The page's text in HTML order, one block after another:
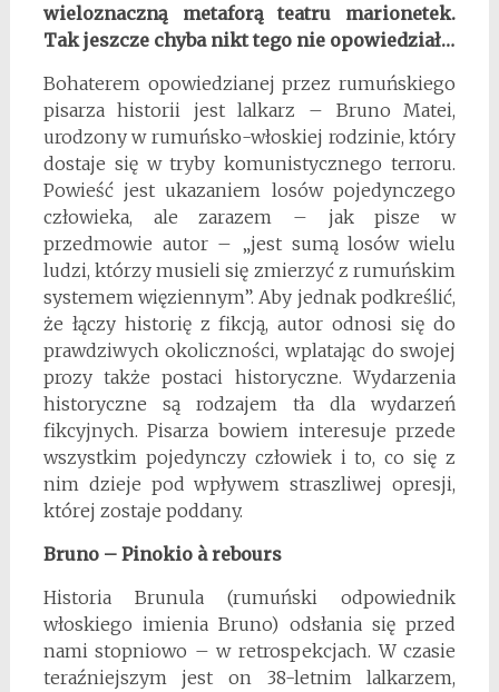
wieloznaczną metaforą teatru marionetek.
Tak jeszcze chyba nikt tego nie opowiedział…
Bohaterem opowiedzianej przez rumuńskiego
pisarza historii jest lalkarz – Bruno Matei,
urodzony w rumuńsko-włoskiej rodzinie, który
dostaje się w tryby komunistycznego terroru.
Powieść jest ukazaniem losów pojedynczego
człowieka, ale zarazem – jak pisze w
przedmowie autor – „jest sumą losów wielu
ludzi, którzy musieli się zmierzyć z rumuńskim
systemem więziennym”. Aby jednak podkreślić,
że łączy historię z fikcją, autor odnosi się do
prawdziwych okoliczności, wplatając do swojej
prozy także postaci historyczne. Wydarzenia
historyczne są rodzajem tła dla wydarzeń
fikcyjnych. Pisarza bowiem interesuje przede
wszystkim pojedynczy człowiek i to, co się z
nim dzieje pod wpływem straszliwej opresji,
której zostaje poddany.
Bruno – Pinokio à rebours
Historia Brunula (rumuński odpowiednik
włoskiego imienia Bruno) odsłania się przed
nami stopniowo – w retrospekcjach. W czasie
teraźniejszym jest on 38-letnim lalkarzem,